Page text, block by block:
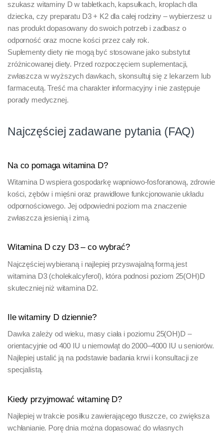
szukasz witaminy D w tabletkach, kapsułkach, kroplach dla
dziecka, czy preparatu D3 + K2 dla całej rodziny – wybierzesz u
nas produkt dopasowany do swoich potrzeb i zadbasz o
odporność oraz mocne kości przez cały rok.
Suplementy diety nie mogą być stosowane jako substytut
zróżnicowanej diety. Przed rozpoczęciem suplementacji,
zwłaszcza w wyższych dawkach, skonsultuj się z lekarzem lub
farmaceutą. Treść ma charakter informacyjny i nie zastępuje
porady medycznej.
Najczęściej zadawane pytania (FAQ)
Na co pomaga witamina D?
Witamina D wspiera gospodarkę wapniowo-fosforanową, zdrowie
kości, zębów i mięśni oraz prawidłowe funkcjonowanie układu
odpornościowego. Jej odpowiedni poziom ma znaczenie
zwłaszcza jesienią i zimą.
Witamina D czy D3 – co wybrać?
Najczęściej wybieraną i najlepiej przyswajalną formą jest
witamina D3 (cholekalcyferol), która podnosi poziom 25(OH)D
skuteczniej niż witamina D2.
Ile witaminy D dziennie?
Dawka zależy od wieku, masy ciała i poziomu 25(OH)D –
orientacyjnie od 400 IU u niemowląt do 2000–4000 IU u seniorów.
Najlepiej ustalić ją na podstawie badania krwi i konsultacji ze
specjalistą.
Kiedy przyjmować witaminę D?
Najlepiej w trakcie posiłku zawierającego tłuszcze, co zwiększa
wchłanianie. Porę dnia można dopasować do własnych